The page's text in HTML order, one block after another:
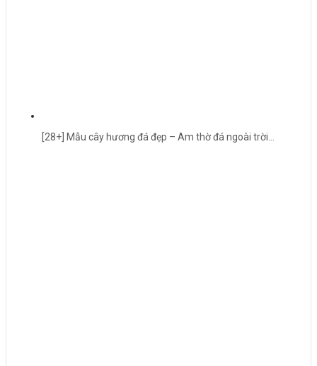
[28+] Mẫu cây hương đá đẹp – Am thờ đá ngoài trời…